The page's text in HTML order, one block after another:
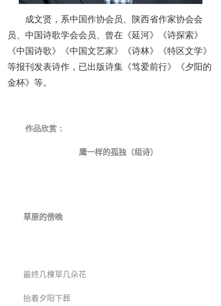
成文贤，系中国作协会员、陕西省作家协会会
员、中国诗歌学会会员、曾在《延河》《诗探索》
《中国诗歌》《中国文艺家》《诗林》《特区文学》
等报刊发表诗作，已出版诗集《笃爱前行》《夕阳的
金杯》等。
作品欣赏：
鹰一样的孤独（组诗）
草原的傍晚
最终几棵草几朵花
抬着夕阳下葬